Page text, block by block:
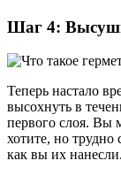
Шаг 4:
Теперь настало
высохнуть в
первого слоя. Вы
хотите, но трудно
как вы их нанесли.